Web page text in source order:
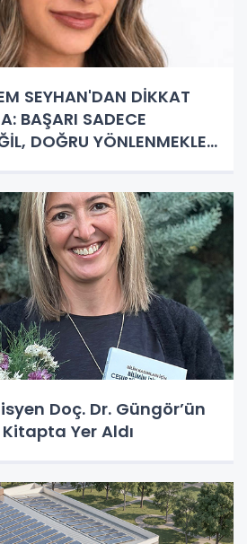
SEYHAN'DAN DİKKAT
BAŞARI SADECE
DOĞRU YÖNLENMEKLE
Doç. Dr. Güngör’ün
Yer Aldı